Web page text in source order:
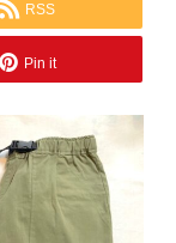
RSS
Pin it